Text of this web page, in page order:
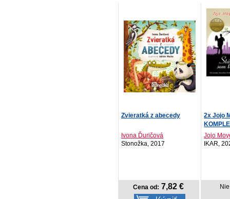
Zvieratká z abecedy
Ivona Ďuričová
Stonožka, 2017
Cena od: 7,82 €
2x Jojo
Jojo
IKAR,